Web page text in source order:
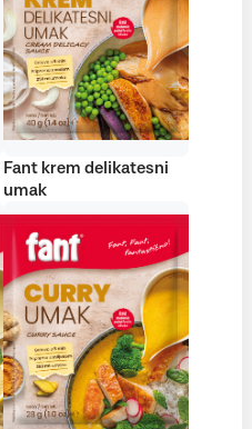
Fant krem delikatesni
umak